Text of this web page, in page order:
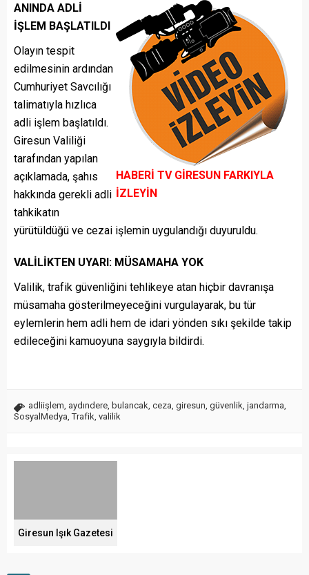
HABERİ TV GİRESUN FARKIYLA
İZLEYİN
ANINDA ADLİ
İŞLEM BAŞLATILDI
Olayın tespit
edilmesinin ardından
Cumhuriyet Savcılığı
talimatıyla hızlıca
adli işlem başlatıldı.
Giresun Valiliği
tarafından yapılan
açıklamada, şahıs
hakkında gerekli adli
tahkikatın
yürütüldüğü ve cezai işlemin uygulandığı duyuruldu.
VALİLİKTEN UYARI: MÜSAMAHA YOK
Valilik, trafik güvenliğini tehlikeye atan hiçbir davranışa
müsamaha gösterilmeyeceğini vurgulayarak, bu tür
eylemlerin hem adli hem de idari yönden sıkı şekilde takip
edileceğini kamuoyuna saygıyla bildirdi.
adliişlem, aydındere, bulancak, ceza, giresun, güvenlik, jandarma,
SosyalMedya,Trafik, valilik
Giresun Işık Gazetesi